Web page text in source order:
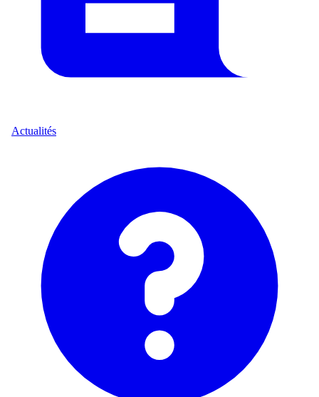
Actualités